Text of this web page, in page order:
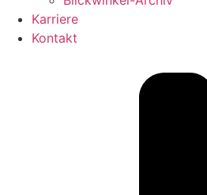
Karriere
Kontakt